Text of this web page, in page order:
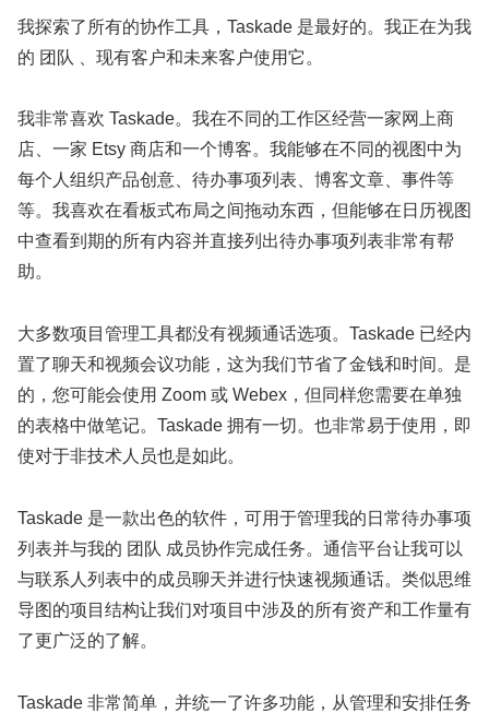
我探索了所有的协作工具，Taskade 是最好的。我正在为我
的 团队 、现有客户和未来客户使用它。
我非常喜欢 Taskade。我在不同的工作区经营一家网上商
店、一家 Etsy 商店和一个博客。我能够在不同的视图中为
每个人组织产品创意、待办事项列表、博客文章、事件等
等。我喜欢在看板式布局之间拖动东西，但能够在日历视图
中查看到期的所有内容并直接列出待办事项列表非常有帮
助。
大多数项目管理工具都没有视频通话选项。Taskade 已经内
置了聊天和视频会议功能，这为我们节省了金钱和时间。是
的，您可能会使用 Zoom 或 Webex，但同样您需要在单独
的表格中做笔记。Taskade 拥有一切。也非常易于使用，即
使对于非技术人员也是如此。
Taskade 是一款出色的软件，可用于管理我的日常待办事项
列表并与我的 团队 成员协作完成任务。通信平台让我可以
与联系人列表中的成员聊天并进行快速视频通话。类似思维
导图的项目结构让我们对项目中涉及的所有资产和工作量有
了更广泛的了解。
Taskade 非常简单，并统一了许多功能，从管理和安排任务